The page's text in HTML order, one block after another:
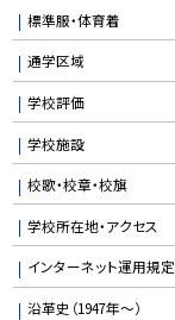
標準服・体育着
通学区域
学校評価
学校施設
校歌・校章・校旗
学校所在地・アクセス
インターネット運用規定
沿革史（1947年〜）